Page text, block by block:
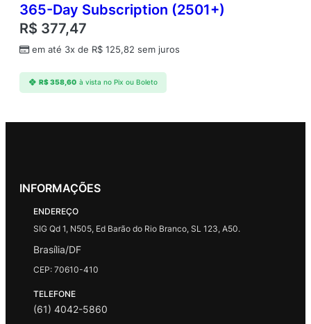
365-Day Subscription (2501+)
R$ 377,47
em até 3x de R$ 125,82 sem juros
R$358,60 à vista no Pix ou Boleto
INFORMAÇÕES
ENDEREÇO
SIG Qd 1, N505, Ed Barão do Rio Branco, SL 123, A50.
Brasília/DF
CEP: 70610-410
TELEFONE
(61) 4042-5860